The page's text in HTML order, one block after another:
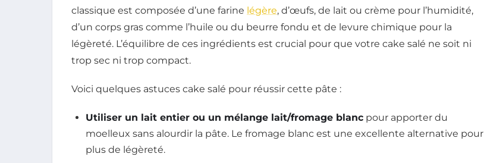
classique est composée d’une farine légère, d’œufs, de lait ou crème pour l’humidité,
d’un corps gras comme l’huile ou du beurre fondu et de levure chimique pour la
légèreté. L’équilibre de ces ingrédients est crucial pour que votre cake salé ne soit ni
trop sec ni trop compact.
Voici quelques astuces cake salé pour réussir cette pâte :
Utiliser un lait entier ou un mélange lait/fromage blanc pour apporter du
moelleux sans alourdir la pâte. Le fromage blanc est une excellente alternative pour
plus de légèreté.